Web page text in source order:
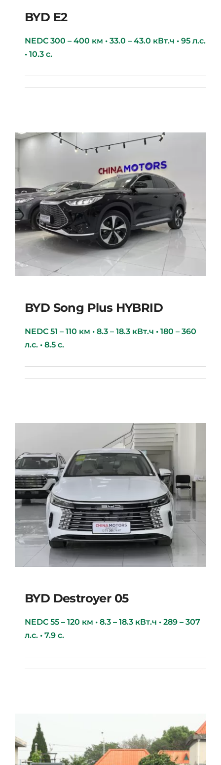
BYD E2
NEDC 300 – 400 км • 33.0 – 43.0 кВт.ч • 95 л.с.
• 10.3 с.
BYD Song Plus HYBRID
BYD Song Plus HYBRID
NEDC 51 – 110 км • 8.3 – 18.3 кВт.ч • 180 – 360
л.с. • 8.5 с.
BYD Destroyer 05
BYD Destroyer 05
NEDC 55 – 120 км • 8.3 – 18.3 кВт.ч • 289 – 307
л.с. • 7.9 с.